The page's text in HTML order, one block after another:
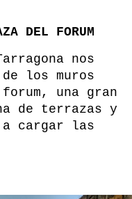
DEL FORUM
nos
los muros
una gran
de terrazas y
cargar las